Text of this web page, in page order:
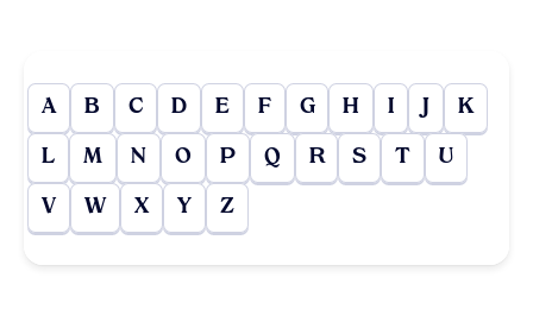
A B C D E F G H I J K
L M N O P Q R S T U
V W X Y Z